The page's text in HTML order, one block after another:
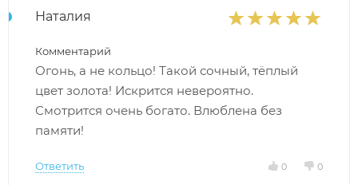
Наталия
Комментарий
Огонь, а не кольцо! Такой сочный, тёплый
цвет золота! Искрится невероятно.
Смотрится очень богато. Влюблена без
памяти!
Ответить 0 0